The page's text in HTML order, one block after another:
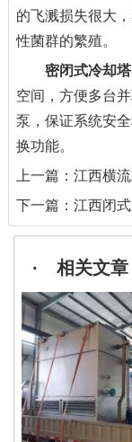
的飞溅损失很大
性菌群的繁殖。
密闭式冷却塔
空间，方便多台
泵，保证系统安
换功能。
上一篇： 江西横
下一篇： 江西闭
· 相关文